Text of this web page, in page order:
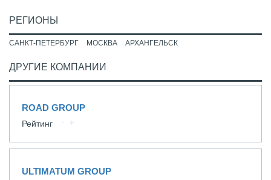
РЕГИОНЫ
САНКТ-ПЕТЕРБУРГ МОСКВА АРХАНГЕЛЬСК
ДРУГИЕ КОМПАНИИ
ROAD GROUP
Рейтинг
ULTIMATUM GROUP